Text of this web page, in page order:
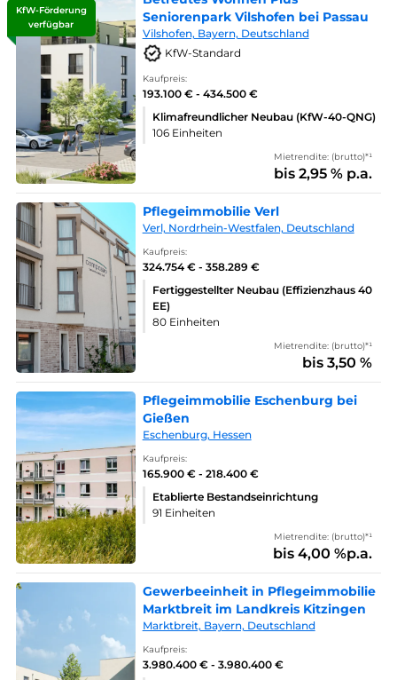
KfW-Förderung
verfügbar
Seniorenpark Vilshofen bei Passau
Vilshofen, Bayern, Deutschland
KfW-Standard
Kaufpreis:
193.100 € - 434.500 €
Klimafreundlicher Neubau (KfW-40-QNG)
106 Einheiten
Mietrendite: (brutto)*¹
bis 2,95 % p.a.
Pflegeimmobilie Verl
Verl, Nordrhein-Westfalen, Deutschland
Kaufpreis:
324.754 € - 358.289 €
Fertiggestellter Neubau (Effizienzhaus 40
EE)
80 Einheiten
Mietrendite: (brutto)*¹
bis 3,50 %
Pflegeimmobilie Eschenburg bei
Gießen
Eschenburg, Hessen
Kaufpreis:
165.900 € - 218.400 €
Etablierte Bestandseinrichtung
91 Einheiten
Mietrendite: (brutto)*¹
bis 4,00 %p.a.
Gewerbeeinheit in Pflegeimmobilie
Marktbreit im Landkreis Kitzingen
Marktbreit, Bayern, Deutschland
Kaufpreis:
3.980.400 € - 3.980.400 €